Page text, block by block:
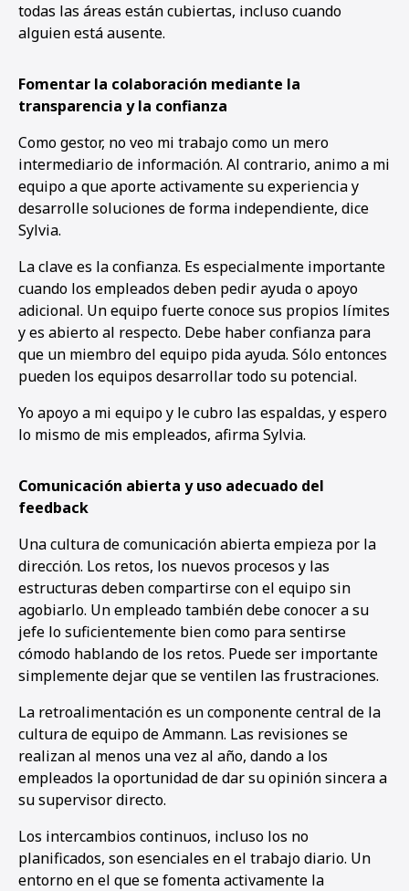
todas las áreas están cubiertas, incluso cuando
alguien está ausente.
Fomentar la colaboración mediante la
transparencia y la confianza
Como gestor, no veo mi trabajo como un mero
intermediario de información. Al contrario, animo a mi
equipo a que aporte activamente su experiencia y
desarrolle soluciones de forma independiente, dice
Sylvia.
La clave es la confianza. Es especialmente importante
cuando los empleados deben pedir ayuda o apoyo
adicional. Un equipo fuerte conoce sus propios límites
y es abierto al respecto. Debe haber confianza para
que un miembro del equipo pida ayuda. Sólo entonces
pueden los equipos desarrollar todo su potencial.
Yo apoyo a mi equipo y le cubro las espaldas, y espero
lo mismo de mis empleados, afirma Sylvia.
Comunicación abierta y uso adecuado del
feedback
Una cultura de comunicación abierta empieza por la
dirección. Los retos, los nuevos procesos y las
estructuras deben compartirse con el equipo sin
agobiarlo. Un empleado también debe conocer a su
jefe lo suficientemente bien como para sentirse
cómodo hablando de los retos. Puede ser importante
simplemente dejar que se ventilen las frustraciones.
La retroalimentación es un componente central de la
cultura de equipo de Ammann. Las revisiones se
realizan al menos una vez al año, dando a los
empleados la oportunidad de dar su opinión sincera a
su supervisor directo.
Los intercambios continuos, incluso los no
planificados, son esenciales en el trabajo diario. Un
entorno en el que se fomenta activamente la